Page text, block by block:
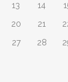
13 14
20 21
27 28